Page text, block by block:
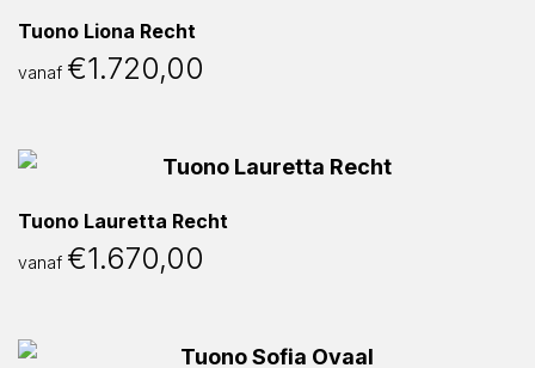
Tuono Liona Recht
vanaf €1.720,00
Tuono Lauretta Recht
vanaf €1.670,00